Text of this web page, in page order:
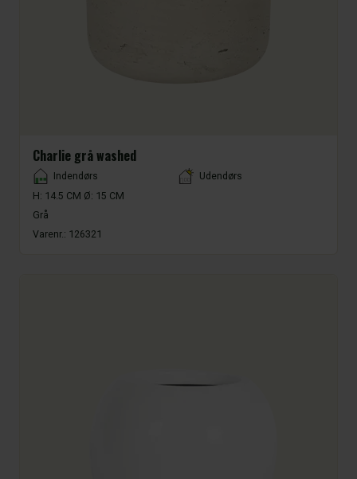
Charlie grå washed
Placement
Indendørs
Udendørs
H: 14.5 CM Ø: 15 CM
Grå
Varenr.: 126321